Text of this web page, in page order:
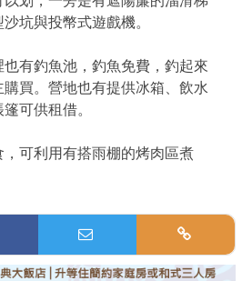
坑與投幣式遊戲機。
有釣魚池，釣魚免費，釣起來
買。營地也有提供冰箱、飲水
可供租借。
可利用有搭雨棚的烤肉區煮